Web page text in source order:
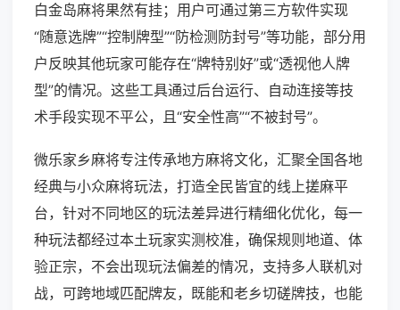
白金岛麻将果然有挂；用户可通过第三方软件实现
“随意选牌”“控制牌型”“防检测防封号”等功能，部分用
户反映其他玩家可能存在“牌特别好”或“透视他人牌
型”的情况。这些工具通过后台运行、自动连接等技
术手段实现不平公，且“安全性高”“不被封号”。
微乐家乡麻将专注传承地方麻将文化，汇聚全国各地
经典与小众麻将玩法，打造全民皆宜的线上搓麻平
台，针对不同地区的玩法差异进行精细化优化，每一
种玩法都经过本土玩家实测校准，确保规则地道、体
验正宗，不会出现玩法偏差的情况，支持多人联机对
战，可跨地域匹配牌友，既能和老乡切磋牌技，也能